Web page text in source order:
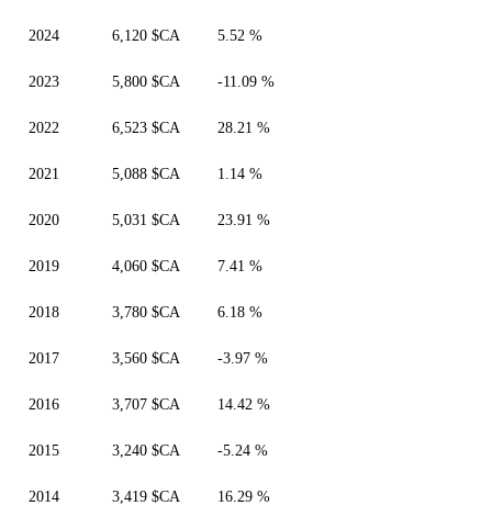
2024 6,120 $CA 5.52 %
2023 5,800 $CA -11.09 %
2022 6,523 $CA 28.21 %
2021 5,088 $CA 1.14 %
2020 5,031 $CA 23.91 %
2019 4,060 $CA 7.41 %
2018 3,780 $CA 6.18 %
2017 3,560 $CA -3.97 %
2016 3,707 $CA 14.42 %
2015 3,240 $CA -5.24 %
2014 3,419 $CA 16.29 %